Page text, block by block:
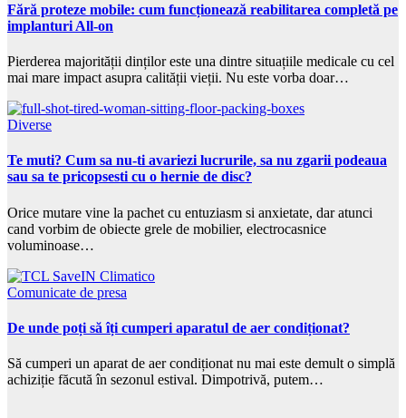
Fără proteze mobile: cum funcționează reabilitarea completă pe
implanturi All-on
Pierderea majorității dinților este una dintre situațiile medicale cu cel
mai mare impact asupra calității vieții. Nu este vorba doar…
Diverse
Te muti? Cum sa nu-ti avariezi lucrurile, sa nu zgarii podeaua
sau sa te pricopsesti cu o hernie de disc?
Orice mutare vine la pachet cu entuziasm si anxietate, dar atunci
cand vorbim de obiecte grele de mobilier, electrocasnice
voluminoase…
Comunicate de presa
De unde poți să îți cumperi aparatul de aer condiționat?
Să cumperi un aparat de aer condiționat nu mai este demult o simplă
achiziție făcută în sezonul estival. Dimpotrivă, putem…